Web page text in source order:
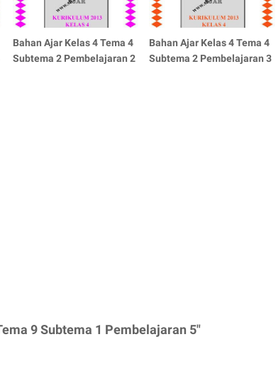
Bahan Ajar Kelas 4 Tema 4
Subtema 2 Pembelajaran 2
Bahan Ajar Kelas 4 Tema 4
Subtema 2 Pembelajaran 3
9 Subtema 1 Pembelajaran 5"